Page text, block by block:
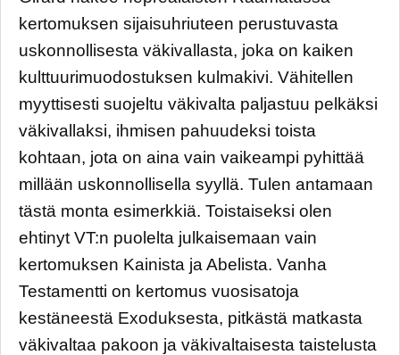
kertomuksen sijaisuhriuteen perustuvasta
uskonnollisesta väkivallasta, joka on kaiken
kulttuurimuodostuksen kulmakivi. Vähitellen
myyttisesti suojeltu väkivalta paljastuu pelkäksi
väkivallaksi, ihmisen pahuudeksi toista
kohtaan, jota on aina vain vaikeampi pyhittää
millään uskonnollisella syyllä. Tulen antamaan
tästä monta esimerkkiä. Toistaiseksi olen
ehtinyt VT:n puolelta julkaisemaan vain
kertomuksen Kainista ja Abelista. Vanha
Testamentti on kertomus vuosisatoja
kestäneestä Exoduksesta, pitkästä matkasta
väkivaltaa pakoon ja väkivaltaisesta taistelusta